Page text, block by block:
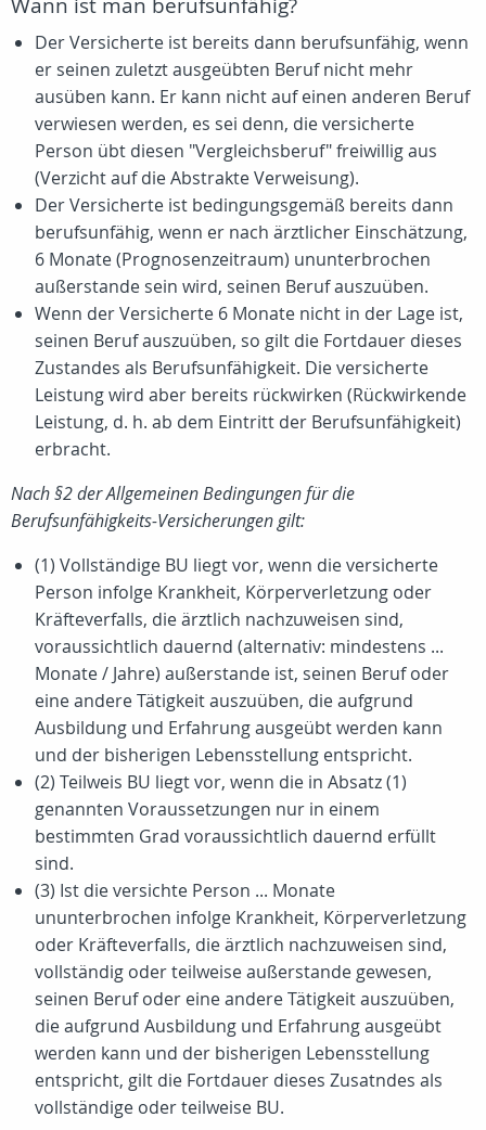
Der Versicherte ist bereits dann berufsunfähig, wenn
er seinen zuletzt ausgeübten Beruf nicht mehr
ausüben kann. Er kann nicht auf einen anderen Beruf
verwiesen werden, es sei denn, die versicherte
Person übt diesen "Vergleichsberuf" freiwillig aus
(Verzicht auf die Abstrakte Verweisung).
Der Versicherte ist bedingungsgemäß bereits dann
berufsunfähig, wenn er nach ärztlicher Einschätzung,
6 Monate (Prognosenzeitraum) ununterbrochen
außerstande sein wird, seinen Beruf auszuüben.
Wenn der Versicherte 6 Monate nicht in der Lage ist,
seinen Beruf auszuüben, so gilt die Fortdauer dieses
Zustandes als Berufsunfähigkeit. Die versicherte
Leistung wird aber bereits rückwirken (Rückwirkende
Leistung, d. h. ab dem Eintritt der Berufsunfähigkeit)
erbracht.
Nach §2 der Allgemeinen Bedingungen für die
Berufsunfähigkeits-Versicherungen gilt:
(1) Vollständige BU liegt vor, wenn die versicherte
Person infolge Krankheit, Körperverletzung oder
Kräfteverfalls, die ärztlich nachzuweisen sind,
voraussichtlich dauernd (alternativ: mindestens ...
Monate / Jahre) außerstande ist, seinen Beruf oder
eine andere Tätigkeit auszuüben, die aufgrund
Ausbildung und Erfahrung ausgeübt werden kann
und der bisherigen Lebensstellung entspricht.
(2) Teilweis BU liegt vor, wenn die in Absatz (1)
genannten Voraussetzungen nur in einem
bestimmten Grad voraussichtlich dauernd erfüllt
sind.
(3) Ist die versichte Person ... Monate
ununterbrochen infolge Krankheit, Körperverletzung
oder Kräfteverfalls, die ärztlich nachzuweisen sind,
vollständig oder teilweise außerstande gewesen,
seinen Beruf oder eine andere Tätigkeit auszuüben,
die aufgrund Ausbildung und Erfahrung ausgeübt
werden kann und der bisherigen Lebensstellung
entspricht, gilt die Fortdauer dieses Zusatndes als
vollständige oder teilweise BU.